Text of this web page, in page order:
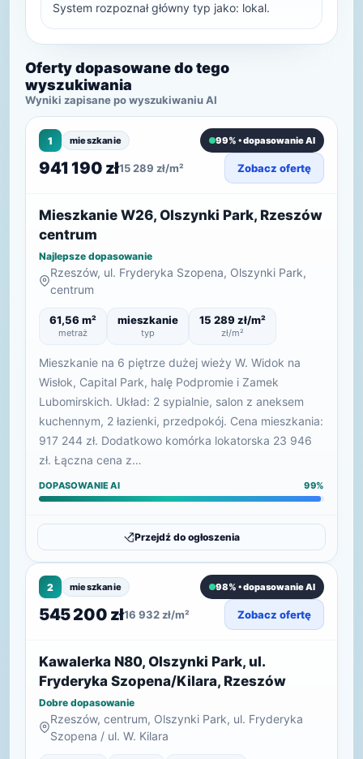
System rozpoznał główny typ jako: lokal.
Oferty dopasowane do tego
wyszukiwania
Wyniki zapisane po wyszukiwaniu AI
1 mieszkanie 99% • dopasowanie AI
941 190 zł15 289 zł/m² Zobacz ofertę
Mieszkanie W26, Olszynki Park, Rzeszów
centrum
Najlepsze dopasowanie
Rzeszów, ul. Fryderyka Szopena, Olszynki Park,
centrum
61,56 m²
metraż
mieszkanie
typ
15 289 zł/m²
zł/m²
Mieszkanie na 6 piętrze dużej wieży W. Widok na
Wisłok, Capital Park, halę Podpromie i Zamek
Lubomirskich. Układ: 2 sypialnie, salon z aneksem
kuchennym, 2 łazienki, przedpokój. Cena mieszkania:
917 244 zł. Dodatkowo komórka lokatorska 23 946
zł. Łączna cena z…
DOPASOWANIE AI 99%
Przejdź do ogłoszenia
2 mieszkanie 98% • dopasowanie AI
545 200 zł16 932 zł/m² Zobacz ofertę
Kawalerka N80, Olszynki Park, ul.
Fryderyka Szopena/Kilara, Rzeszów
Dobre dopasowanie
Rzeszów, centrum, Olszynki Park, ul. Fryderyka
Szopena / ul. W. Kilara